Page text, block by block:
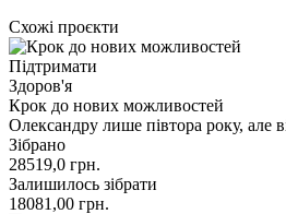
Схожі проєкти
Підтримати
Здоров'я
Крок до нових можливостей
Олександру лише півтора року, але
Зібрано
28519,0 грн.
Залишилось зібрати
18081,00 грн.